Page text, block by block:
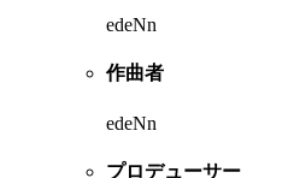
edeNn
作曲者
edeNn
プロデューサー